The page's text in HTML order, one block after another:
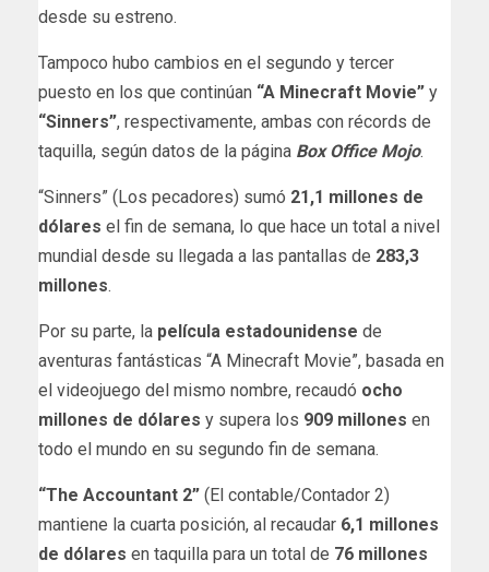
desde su estreno.
Tampoco hubo cambios en el segundo y tercer
puesto en los que continúan “A Minecraft Movie” y
“Sinners”, respectivamente, ambas con récords de
taquilla, según datos de la página Box Office Mojo.
“Sinners” (Los pecadores) sumó 21,1 millones de
dólares el fin de semana, lo que hace un total a nivel
mundial desde su llegada a las pantallas de 283,3
millones.
Por su parte, la película estadounidense de
aventuras fantásticas “A Minecraft Movie”, basada en
el videojuego del mismo nombre, recaudó ocho
millones de dólares y supera los 909 millones en
todo el mundo en su segundo fin de semana.
“The Accountant 2” (El contable/Contador 2)
mantiene la cuarta posición, al recaudar 6,1 millones
de dólares en taquilla para un total de 76 millones